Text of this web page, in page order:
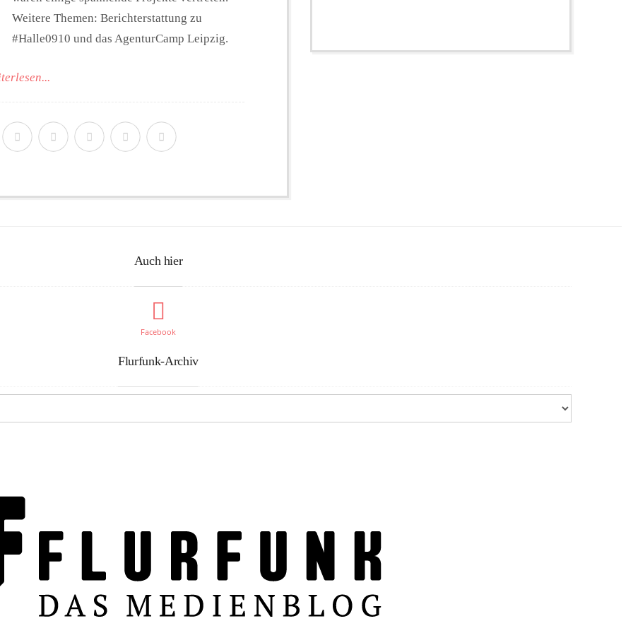
Weitere Themen: Berichterstattung zu
#Halle0910 und das AgenturCamp Leipzig.
Auch hier
Facebook
Flurfunk-Archiv